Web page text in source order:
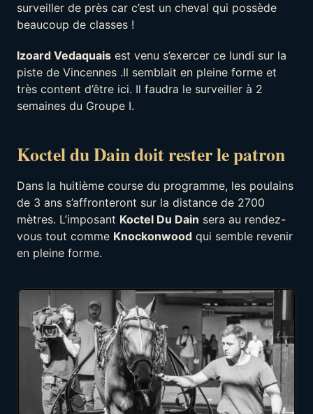
surveiller de près car c’est un cheval qui possède
beaucoup de classes !
Izoard Vedaquais est venu s’exercer ce lundi sur la
piste de Vincennes .Il semblait en pleine forme et
très content d’être ici. Il faudra le surveiller à 2
semaines du Groupe I.
Koctel du Dain doit rester le patron
Dans la huitième course du programme, les poulains
de 3 ans s’affronteront sur la distance de 2700
mètres. L’imposant Koctel Du Dain sera au rendez-
vous tout comme Knockonwood qui semble revenir
en pleine forme.